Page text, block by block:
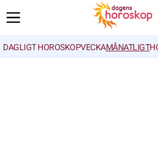
DAGLIGT HOROSKOPVECKAMÅNATLIGT